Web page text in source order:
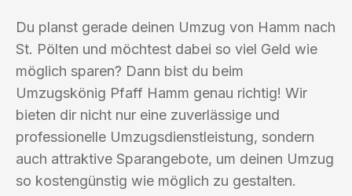
Du planst gerade deinen Umzug von Hamm nach
St. Pölten und möchtest dabei so viel Geld wie
möglich sparen? Dann bist du beim
Umzugskönig Pfaff Hamm genau richtig! Wir
bieten dir nicht nur eine zuverlässige und
professionelle Umzugsdienstleistung, sondern
auch attraktive Sparangebote, um deinen Umzug
so kostengünstig wie möglich zu gestalten.